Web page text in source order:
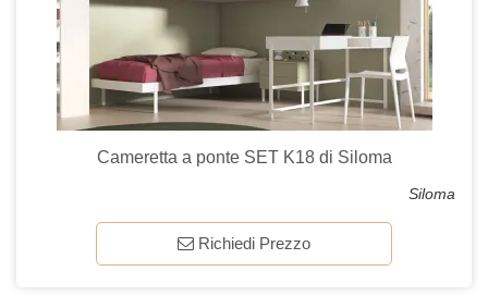
Cameretta a ponte SET K18 di Siloma
Siloma
Richiedi Prezzo